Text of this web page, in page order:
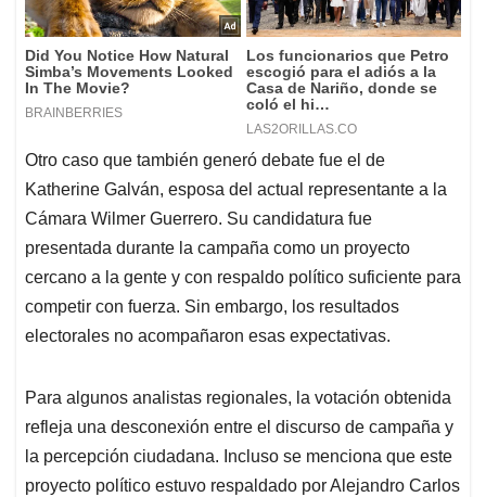
Otro caso que también generó debate fue el de
Katherine Galván, esposa del actual representante a la
Cámara Wilmer Guerrero. Su candidatura fue
presentada durante la campaña como un proyecto
cercano a la gente y con respaldo político suficiente para
competir con fuerza. Sin embargo, los resultados
electorales no acompañaron esas expectativas.
Para algunos analistas regionales, la votación obtenida
refleja una desconexión entre el discurso de campaña y
la percepción ciudadana. Incluso se menciona que este
proyecto político estuvo respaldado por Alejandro Carlos